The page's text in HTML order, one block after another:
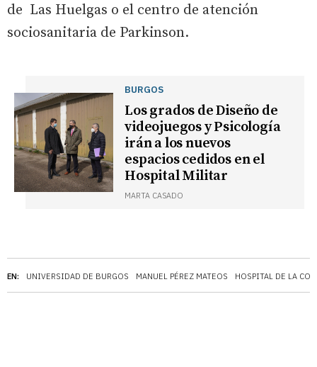
EN: UNIVERSIDAD DE BURGOS MANUEL PÉREZ MATEOS HOSPITAL DE LA
de Las Huelgas o el centro de atención
sociosanitaria de Parkinson.
BURGOS
Los grados de Diseño de
videojuegos y Psicología
irán a los nuevos
espacios cedidos en el
Hospital Militar
MARTA CASADO